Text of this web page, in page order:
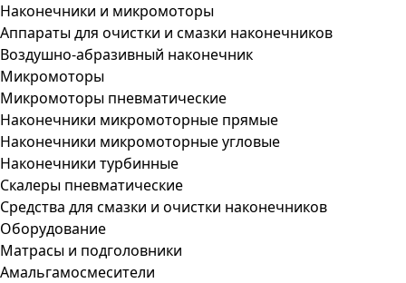
Наконечники и микромоторы
Аппараты для очистки и смазки наконечников
Воздушно-абразивный наконечник
Микромоторы
Микромоторы пневматические
Наконечники микромоторные прямые
Наконечники микромоторные угловые
Наконечники турбинные
Скалеры пневматические
Средства для смазки и очистки наконечников
Оборудование
Матрасы и подголовники
Амальгамосмесители